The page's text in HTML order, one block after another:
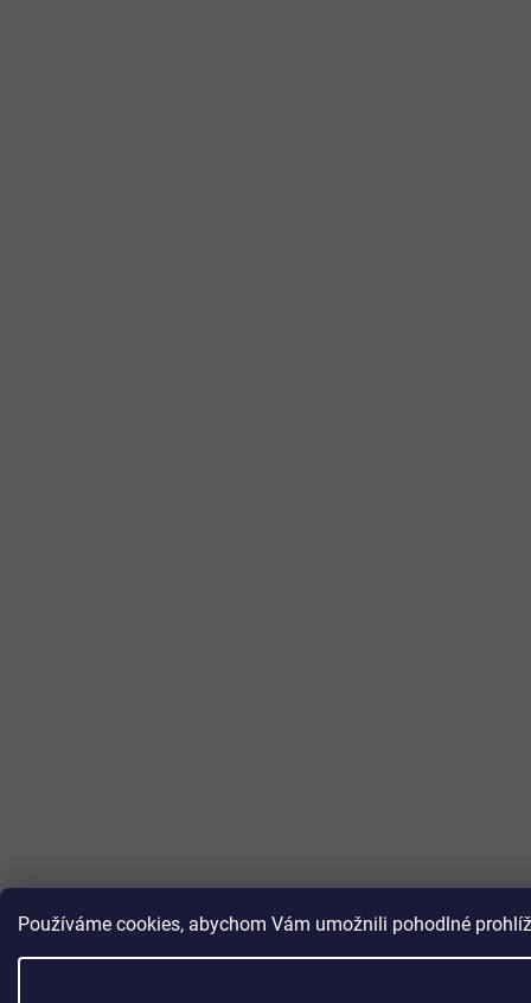
Používáme cookies, abychom Vám umožnili pohodlné